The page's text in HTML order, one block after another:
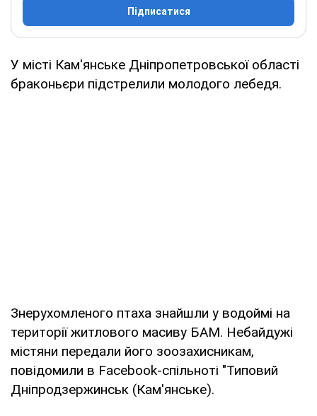
Підписатися
У місті Кам'янське Дніпропетровської області
браконьєри підстрелили молодого лебедя.
Знерухомленого птаха знайшли у водоймі на
території житлового масиву БАМ. Небайдужі
містяни передали його зоозахисникам,
повідомили в Facebook-спільноті "Типовий
Дніпродзержинськ (Кам'янське).